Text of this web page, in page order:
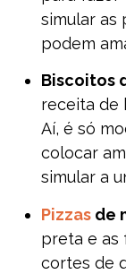
simular as
podem
Biscoitos
receita de
Aí, é só
colocar
simular a
Pizzas de
preta e as
cortes de